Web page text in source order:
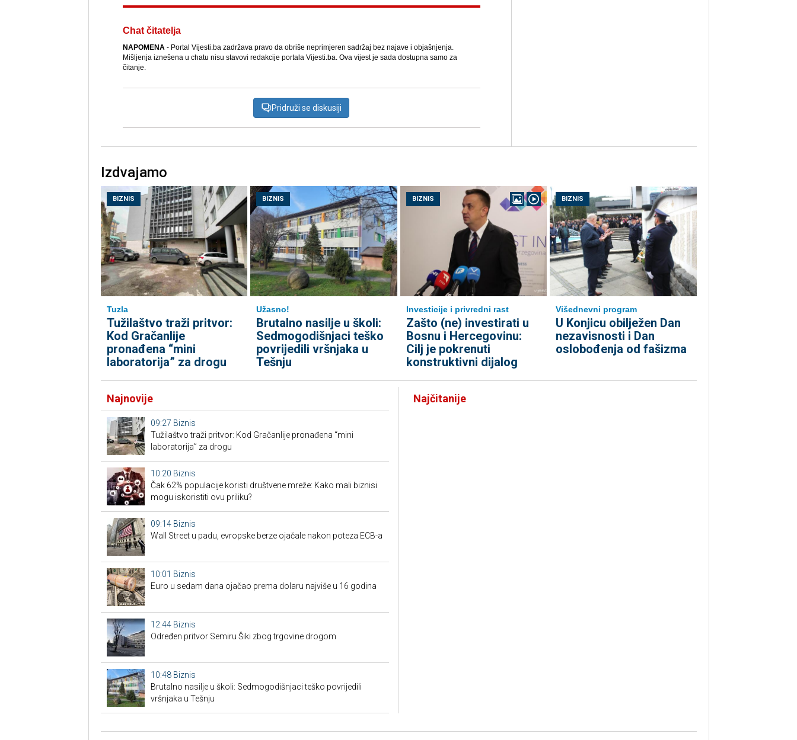
Chat čitatelja
NAPOMENA- Portal Vijesti.ba zadržava pravo da obriše neprimjeren sadržaj bez najave i objašnjenja.
Mišljenja iznešena u chatu nisu stavovi redakcije portala Vijesti.ba. Ova vijest je sada dostupna samo za
čitanje.
Pridruži se diskusiji
Izdvajamo
BIZNIS
Tuzla
Tužilaštvo traži pritvor:
Kod Gračanlije
pronađena “mini
laboratorija” za drogu
BIZNIS
Užasno!
Brutalno nasilje u školi:
Sedmogodišnjaci teško
povrijedili vršnjaka u
Tešnju
BIZNIS
Investicije i privredni rast
Zašto (ne) investirati u
Bosnu i Hercegovinu:
Cilj je pokrenuti
konstruktivni dijalog
BIZNIS
Višednevni program
U Konjicu obilježen Dan
nezavisnosti i Dan
oslobođenja od fašizma
Najnovije
09:27 Biznis
Tužilaštvo traži pritvor: Kod Gračanlije pronađena “mini
laboratorija” za drogu
10:20 Biznis
Čak 62% populacije koristi društvene mreže: Kako mali biznisi
mogu iskoristiti ovu priliku?
09:14 Biznis
Wall Street u padu, evropske berze ojačale nakon poteza ECB-a
10:01 Biznis
Euro u sedam dana ojačao prema dolaru najviše u 16 godina
12:44 Biznis
Određen pritvor Semiru Šiki zbog trgovine drogom
10:48 Biznis
Brutalno nasilje u školi: Sedmogodišnjaci teško povrijedili
vršnjaka u Tešnju
Najčitanije